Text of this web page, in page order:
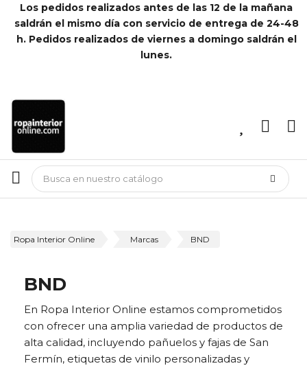
Los pedidos realizados antes de las 12 de la mañana
saldrán el mismo día con servicio de entrega de 24-48
h. Pedidos realizados de viernes a domingo saldrán el
lunes.
Ropa Interior Online Marcas BND
BND
En Ropa Interior Online estamos comprometidos
con ofrecer una amplia variedad de productos de
alta calidad, incluyendo pañuelos y fajas de San
Fermín, etiquetas de vinilo personalizadas y